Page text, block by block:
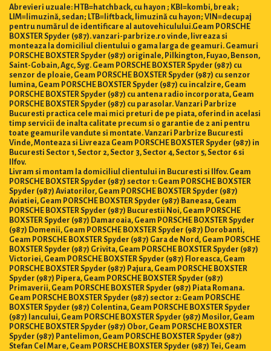
Abrevieri uzuale: HTB=hatchback, cu hayon ; KBI=kombi, break ;
LIM=limuzină, sedan; LTB=liftback, limuzină cu hayon; VIN=decupaj
pentru numărul de identificare al autovehiculului.Geam PORSCHE
BOXSTER Spyder (987). vanzari-parbrize.ro vinde, livreaza si
monteaza la domiciliul clientului o gama larga de geamuri. Geamuri
PORSCHE BOXSTER Spyder (987) originale, Pilkington, Fuyao, Benson,
Saint-Gobain, Agc, Syg. Geam PORSCHE BOXSTER Spyder (987) cu
senzor de ploaie, Geam PORSCHE BOXSTER Spyder (987) cu senzor
lumina, Geam PORSCHE BOXSTER Spyder (987) cu incalzire, Geam
PORSCHE BOXSTER Spyder (987) cu antena radio incorporata, Geam
PORSCHE BOXSTER Spyder (987) cu parasolar. Vanzari Parbrize
Bucuresti practica cele mai mici preturi de pe piata, oferind in acelasi
timp servicii de inalta calitate precum si o garantie de 2 ani pentru
toate geamurile vandute si montate. Vanzari Parbrize Bucuresti
Vinde, Monteaza si Livreaza Geam PORSCHE BOXSTER Spyder (987) in
Bucuresti Sector 1, Sector 2, Sector 3, Sector 4, Sector 5, Sector 6 si
Ilfov.
Livram si montam la domiciliul clientului in Bucuresti si Ilfov. Geam
PORSCHE BOXSTER Spyder (987) sector 1: Geam PORSCHE BOXSTER
Spyder (987) Aviatorilor, Geam PORSCHE BOXSTER Spyder (987)
Aviatiei, Geam PORSCHE BOXSTER Spyder (987) Baneasa, Geam
PORSCHE BOXSTER Spyder (987) Bucurestii Noi, Geam PORSCHE
BOXSTER Spyder (987) Damaroaia, Geam PORSCHE BOXSTER Spyder
(987) Domenii, Geam PORSCHE BOXSTER Spyder (987) Dorobanti,
Geam PORSCHE BOXSTER Spyder (987) Gara de Nord, Geam PORSCHE
BOXSTER Spyder (987) Grivita, Geam PORSCHE BOXSTER Spyder (987)
Victoriei, Geam PORSCHE BOXSTER Spyder (987) Floreasca, Geam
PORSCHE BOXSTER Spyder (987) Pajura, Geam PORSCHE BOXSTER
Spyder (987) Pipera, Geam PORSCHE BOXSTER Spyder (987)
Primaverii, Geam PORSCHE BOXSTER Spyder (987) Piata Romana.
Geam PORSCHE BOXSTER Spyder (987) sector 2: Geam PORSCHE
BOXSTER Spyder (987) Colentina, Geam PORSCHE BOXSTER Spyder
(987) Iancului, Geam PORSCHE BOXSTER Spyder (987) Mosilor, Geam
PORSCHE BOXSTER Spyder (987) Obor, Geam PORSCHE BOXSTER
Spyder (987) Pantelimon, Geam PORSCHE BOXSTER Spyder (987)
Stefan Cel Mare, Geam PORSCHE BOXSTER Spyder (987) Tei, Geam